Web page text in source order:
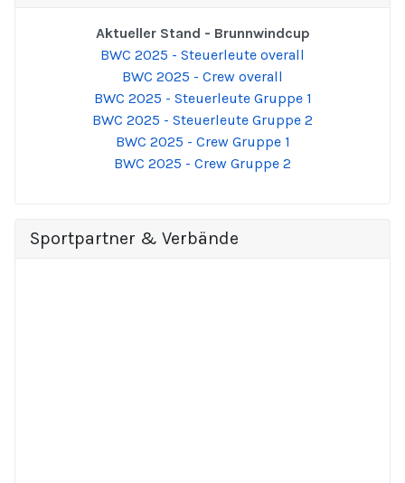
Aktueller Stand - Brunnwindcup
BWC 2025 - Steuerleute overall
BWC 2025 - Crew overall
BWC 2025 - Steuerleute Gruppe 1
BWC 2025 - Steuerleute Gruppe 2
BWC 2025 - Crew Gruppe 1
BWC 2025 - Crew Gruppe 2
Sportpartner & Verbände